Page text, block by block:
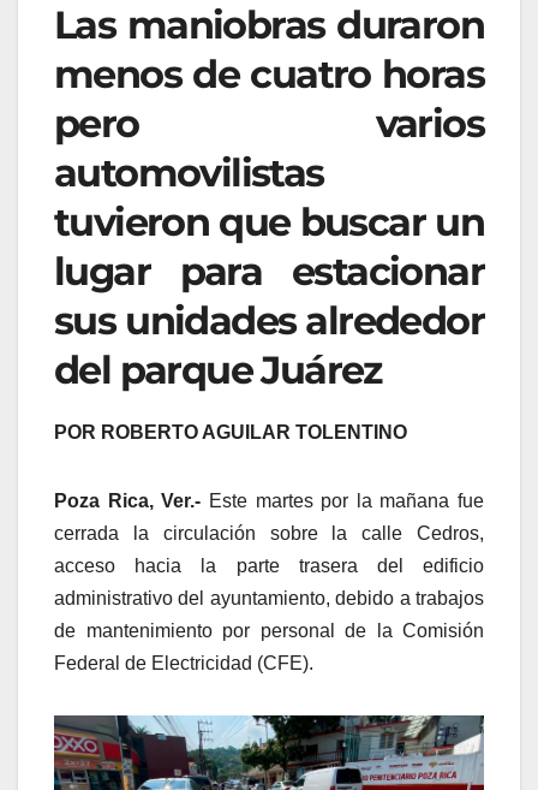
Las maniobras duraron
menos de cuatro horas
pero varios
automovilistas
tuvieron que buscar un
lugar para estacionar
sus unidades alrededor
del parque Juárez
POR ROBERTO AGUILAR TOLENTINO
Poza Rica, Ver.- Este martes por la mañana fue
cerrada la circulación sobre la calle Cedros,
acceso hacia la parte trasera del edificio
administrativo del ayuntamiento, debido a trabajos
de mantenimiento por personal de la Comisión
Federal de Electricidad (CFE).